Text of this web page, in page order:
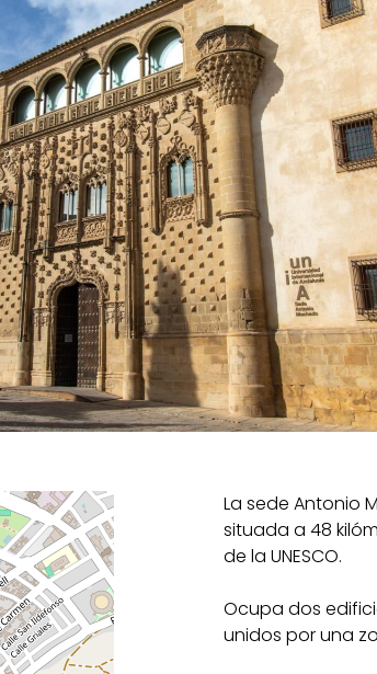
La sede Antonio
situada a 48
de la UNESCO.
Ocupa dos
unidos por una